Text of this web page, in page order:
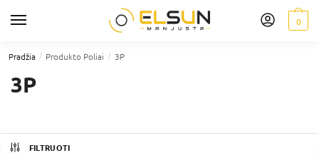
0
Pradžia / Produkto Poliai / 3P
3P
FILTRUOTI